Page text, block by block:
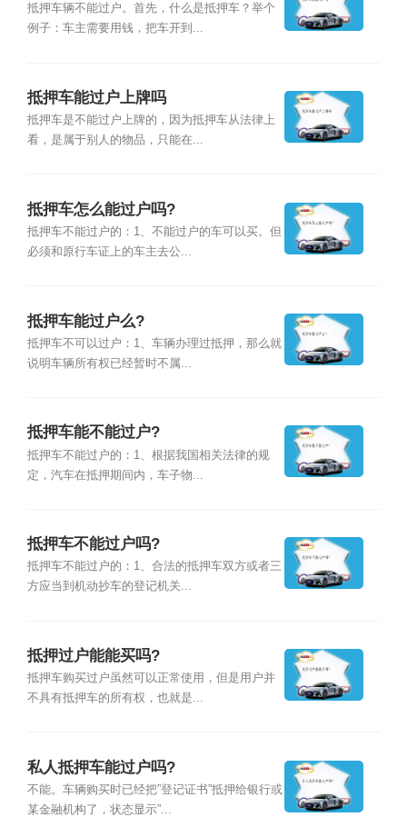
抵押车辆不能过户。首先，什么是抵押车？举个
例子：车主需要用钱，把车开到...
抵押车能过户上牌吗
抵押车是不能过户上牌的，因为抵押车从法律上
看，是属于别人的物品，只能在...
抵押车怎么能过户吗?
抵押车不能过户的：1、不能过户的车可以买。但
必须和原行车证上的车主去公...
抵押车能过户么?
抵押车不可以过户：1、车辆办理过抵押，那么就
说明车辆所有权已经暂时不属...
抵押车能不能过户?
抵押车不能过户的：1、根据我国相关法律的规
定，汽车在抵押期间内，车子物...
抵押车不能过户吗?
抵押车不能过户的：1、合法的抵押车双方或者三
方应当到机动抄车的登记机关...
抵押过户能能买吗?
抵押车购买过户虽然可以正常使用，但是用户并
不具有抵押车的所有权，也就是...
私人抵押车能过户吗?
不能。车辆购买时已经把”登记证书”抵押给银行或
某金融机构了，状态显示”...